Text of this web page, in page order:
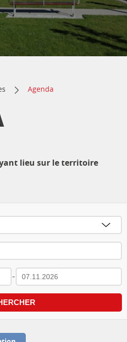
Agenda
lieu sur le territoire
-